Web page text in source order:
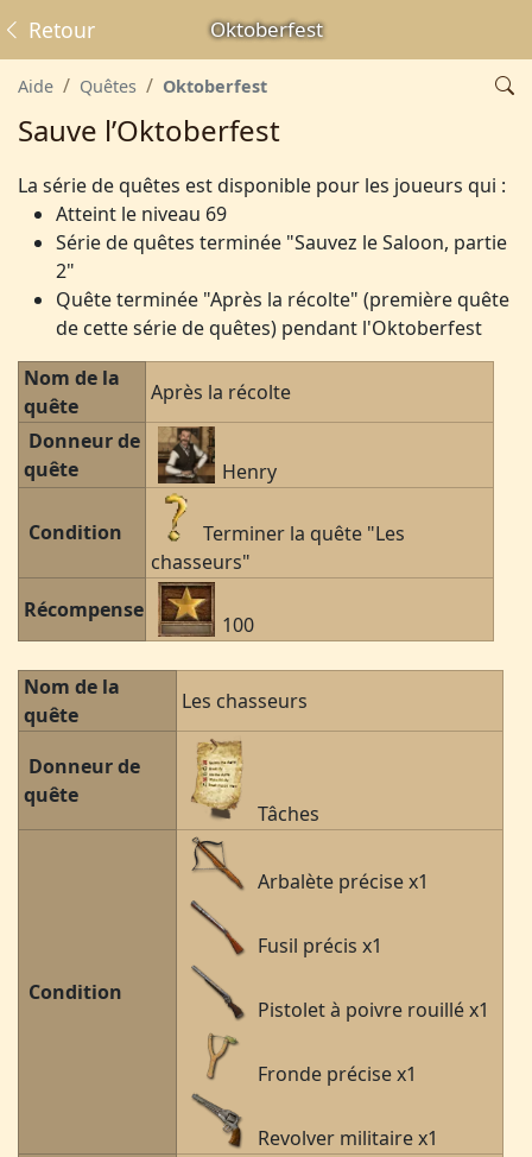
Oktoberfest
Retour
Aide Quêtes Oktoberfest
Sauve l’Oktoberfest
La série de quêtes est disponible pour les joueurs qui :
Atteint le niveau 69
Série de quêtes terminée "Sauvez le Saloon, partie
2"
Quête terminée "Après la récolte" (première quête
de cette série de quêtes) pendant l'Oktoberfest
Nom de la
quête
Après la récolte
Donneur de
quête
Henry
Condition
Terminer la quête "Les
chasseurs"
Récompense
100
Nom de la
quête
Les chasseurs
Donneur de
quête
Tâches
Condition
Arbalète précise x1
Fusil précis x1
Pistolet à poivre rouillé x1
Fronde précise x1
Revolver militaire x1